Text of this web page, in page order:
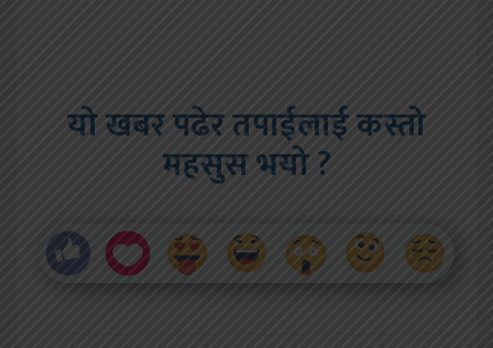
यो खबर पढेर तपाईलाई कस्तो
महसुस भयो ?